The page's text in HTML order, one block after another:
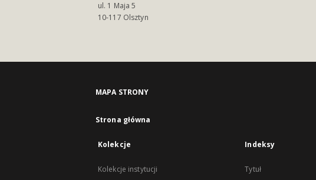
ul. 1 Maja 5
10-117 Olsztyn
MAPA STRONY
Strona główna
Kolekcje
Kolekcje instytucji
Indeksy
Tytuł